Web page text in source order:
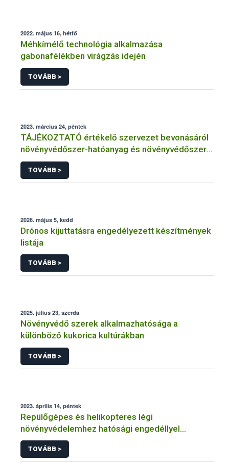
2022. május 16, hétfő
Méhkímélő technológia alkalmazása
gabonafélékben virágzás idején
TOVÁBB >
2023. március 24, péntek
TÁJÉKOZTATÓ értékelő szervezet bevonásáról
növényvédőszer-hatóanyag és növényvédőszer
engedélyezésére, továbbá a meglévő engedély
meghosszabbítására vagy módosítására irányuló
eljárásba
TOVÁBB >
2026. május 5, kedd
Drónos kijuttatásra engedélyezett készítmények
listája
TOVÁBB >
2025. július 23, szerda
Növényvédő szerek alkalmazhatósága a
különböző kukorica kultúrákban
TOVÁBB >
2023. április 14, péntek
Repülőgépes és helikopteres légi
növényvédelemhez hatósági engedéllyel
rendelkező szervezetek
TOVÁBB >